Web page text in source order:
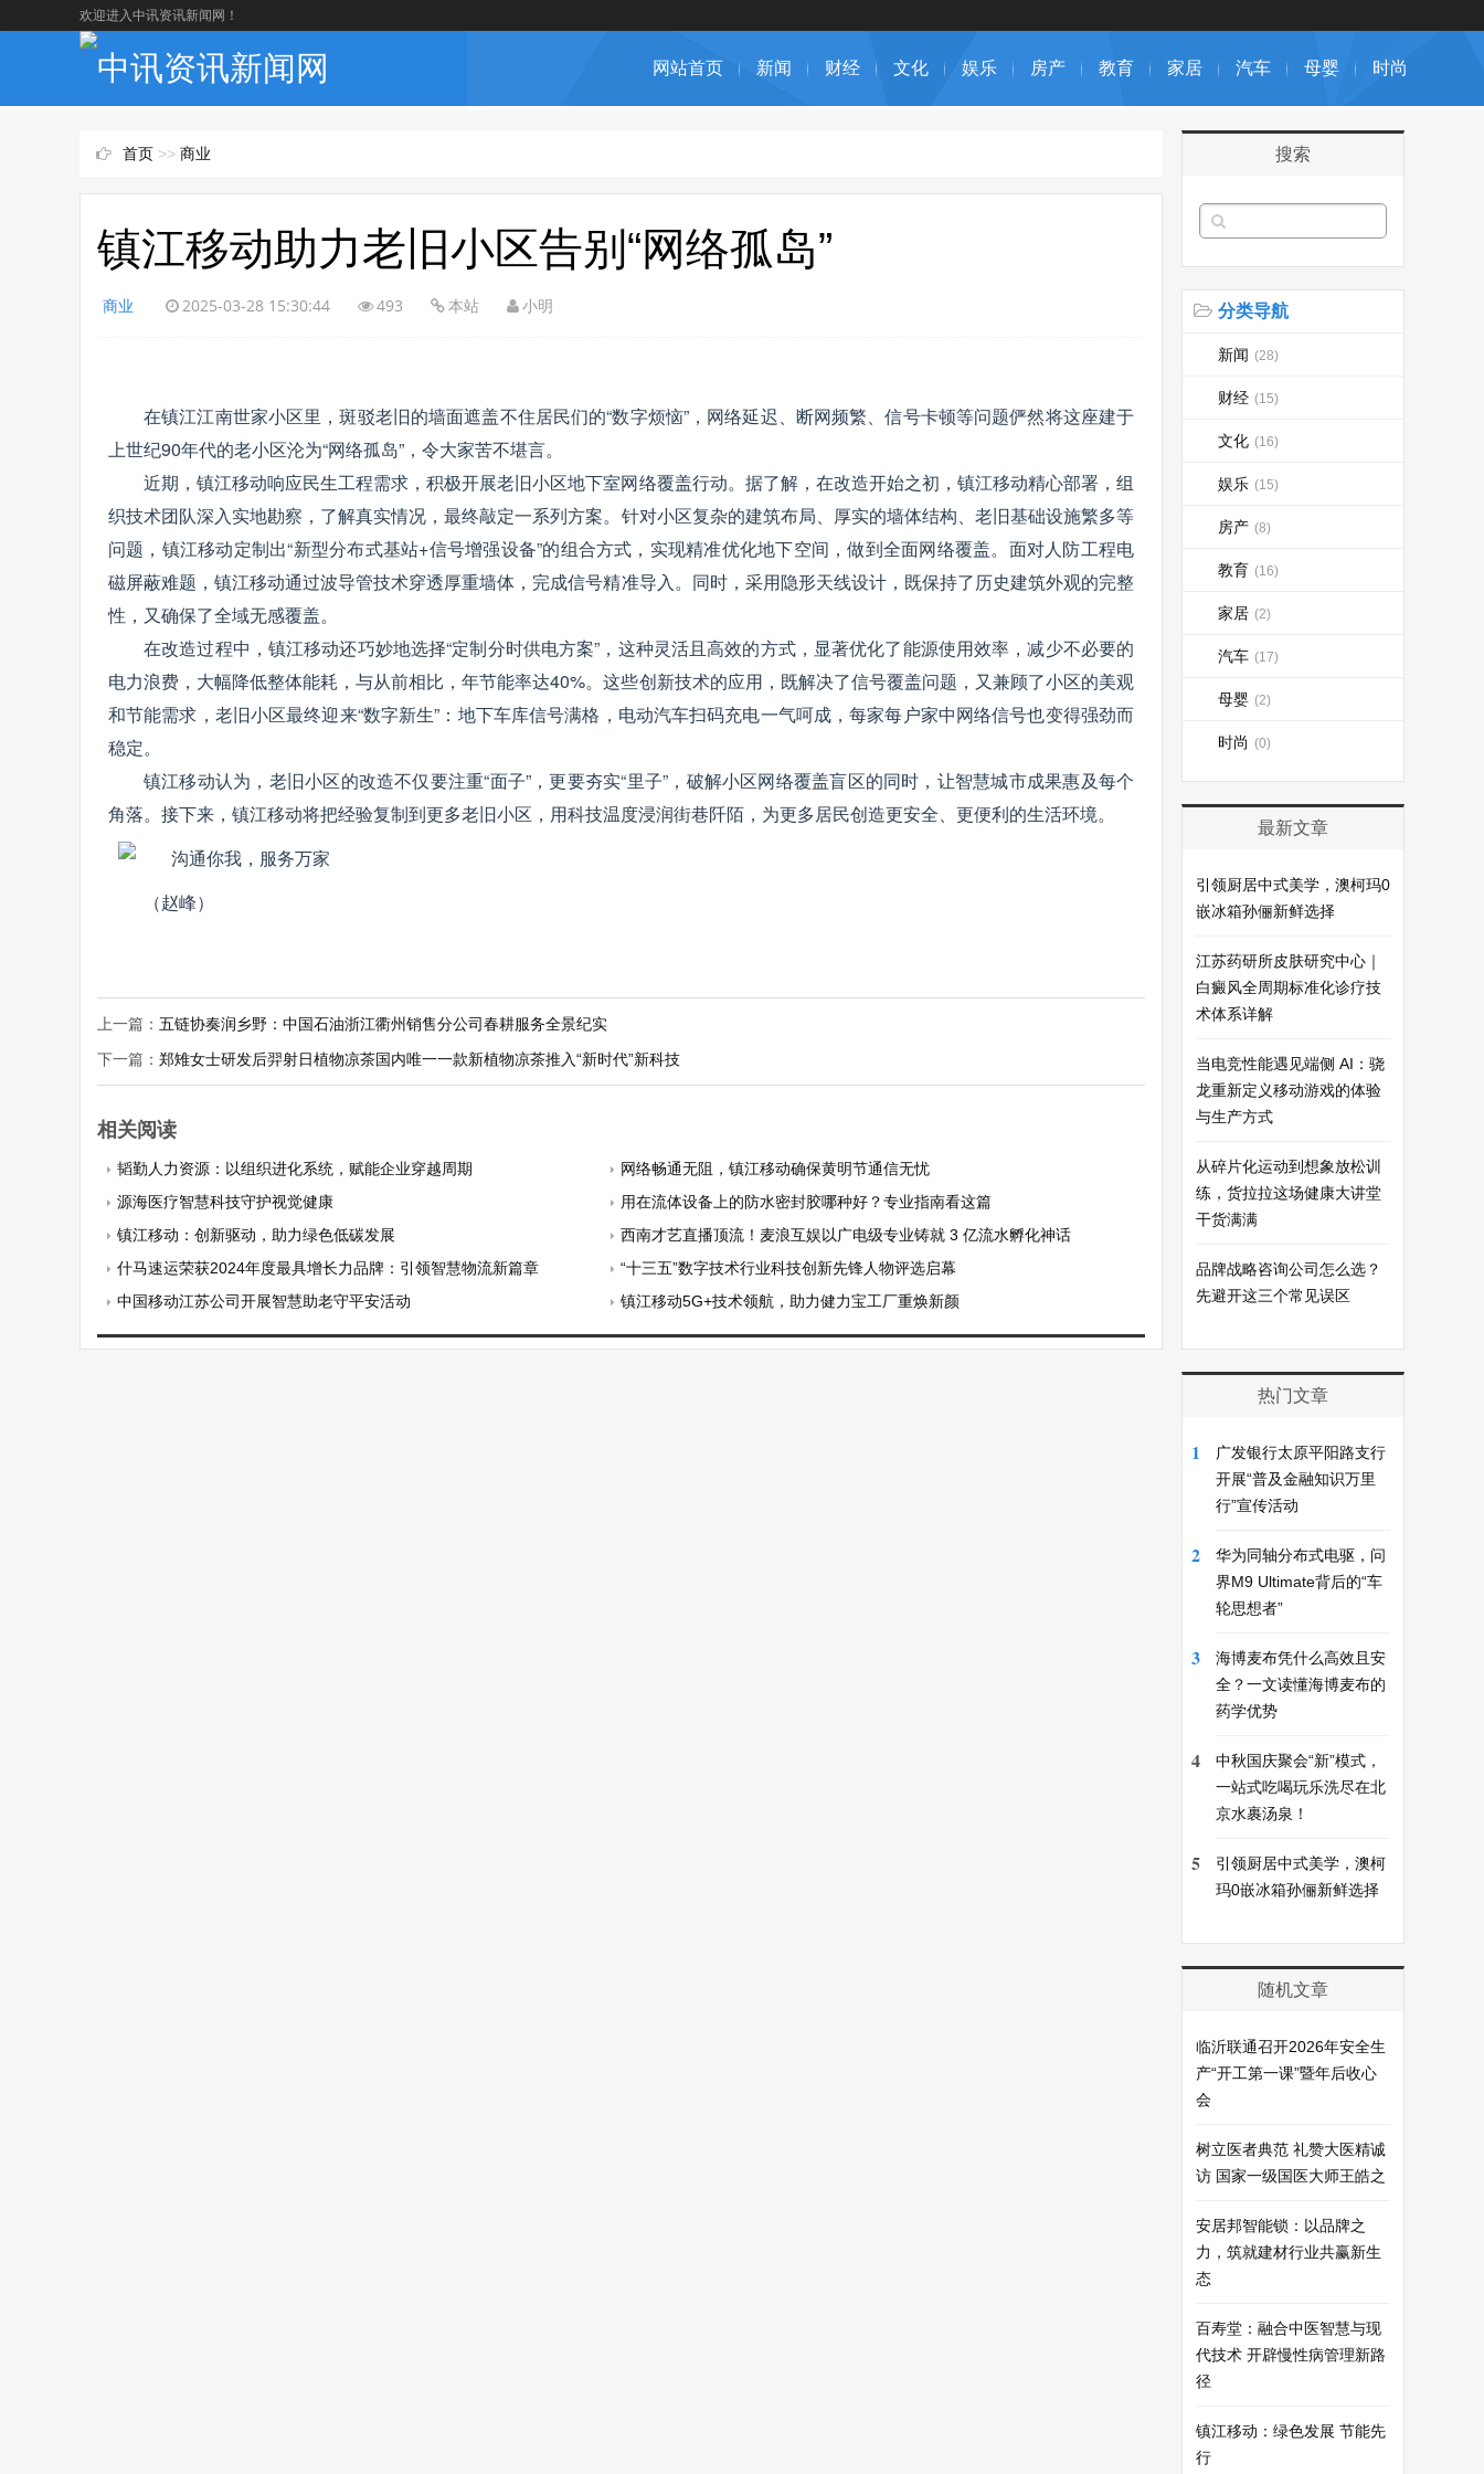
欢迎进入中讯资讯新闻网！
网站首页 新闻 财经 文化 娱乐 房产 教育 家居 汽车 母婴 时尚
首页 >> 商业
镇江移动助力老旧小区告别“网络孤岛”
商业 2025-03-28 15:30:44 493 本站 小明
在镇江江南世家小区里，斑驳老旧的墙面遮盖不住居民们的“数字烦恼”，网络延迟、断网频繁、信号卡顿等问题俨然将这座建于
上世纪90年代的老小区沦为“网络孤岛”，令大家苦不堪言。
近期，镇江移动响应民生工程需求，积极开展老旧小区地下室网络覆盖行动。据了解，在改造开始之初，镇江移动精心部署，组
织技术团队深入实地勘察，了解真实情况，最终敲定一系列方案。针对小区复杂的建筑布局、厚实的墙体结构、老旧基础设施繁多等
问题，镇江移动定制出“新型分布式基站+信号增强设备”的组合方式，实现精准优化地下空间，做到全面网络覆盖。面对人防工程电
磁屏蔽难题，镇江移动通过波导管技术穿透厚重墙体，完成信号精准导入。同时，采用隐形天线设计，既保持了历史建筑外观的完整
性，又确保了全域无感覆盖。
在改造过程中，镇江移动还巧妙地选择“定制分时供电方案”，这种灵活且高效的方式，显著优化了能源使用效率，减少不必要的
电力浪费，大幅降低整体能耗，与从前相比，年节能率达40%。这些创新技术的应用，既解决了信号覆盖问题，又兼顾了小区的美观
和节能需求，老旧小区最终迎来“数字新生”：地下车库信号满格，电动汽车扫码充电一气呵成，每家每户家中网络信号也变得强劲而
稳定。
镇江移动认为，老旧小区的改造不仅要注重“面子”，更要夯实“里子”，破解小区网络覆盖盲区的同时，让智慧城市成果惠及每个
角落。接下来，镇江移动将把经验复制到更多老旧小区，用科技温度浸润街巷阡陌，为更多居民创造更安全、更便利的生活环境。
（赵峰）
上一篇： 五链协奏润乡野：中国石油浙江衢州销售分公司春耕服务全景纪实
下一篇： 郑雉女士研发后羿射日植物凉茶国内唯一一款新植物凉茶推入“新时代”新科技
相关阅读
韬勤人力资源：以组织进化系统，赋能企业穿越周期
网络畅通无阻，镇江移动确保黄明节通信无忧
源海医疗智慧科技守护视觉健康
用在流体设备上的防水密封胶哪种好？专业指南看这篇
镇江移动：创新驱动，助力绿色低碳发展
西南才艺直播顶流！麦浪互娱以广电级专业铸就 3 亿流水孵化神话
什马速运荣获2024年度最具增长力品牌：引领智慧物流新篇章
“十三五”数字技术行业科技创新先锋人物评选启幕
中国移动江苏公司开展智慧助老守平安活动
镇江移动5G+技术领航，助力健力宝工厂重焕新颜
搜索
分类导航
新闻 (28)
财经 (15)
文化 (16)
娱乐 (15)
房产 (8)
教育 (16)
家居 (2)
汽车 (17)
母婴 (2)
时尚 (0)
最新文章
引领厨居中式美学，澳柯玛0
嵌冰箱孙俪新鲜选择
江苏药研所皮肤研究中心｜
白癜风全周期标准化诊疗技
术体系详解
当电竞性能遇见端侧 AI：骁
龙重新定义移动游戏的体验
与生产方式
从碎片化运动到想象放松训
练，货拉拉这场健康大讲堂
干货满满
品牌战略咨询公司怎么选？
先避开这三个常见误区
热门文章
1
广发银行太原平阳路支行
开展“普及金融知识万里
行”宣传活动
2
华为同轴分布式电驱，问
界M9 Ultimate背后的“车
轮思想者”
3
海博麦布凭什么高效且安
全？一文读懂海博麦布的
药学优势
4
中秋国庆聚会“新”模式，
一站式吃喝玩乐洗尽在北
京水裹汤泉！
5
引领厨居中式美学，澳柯
玛0嵌冰箱孙俪新鲜选择
随机文章
临沂联通召开2026年安全生
产“开工第一课”暨年后收心
会
树立医者典范 礼赞大医精诚
访 国家一级国医大师王皓之
安居邦智能锁：以品牌之
力，筑就建材行业共赢新生
态
百寿堂：融合中医智慧与现
代技术 开辟慢性病管理新路
径
镇江移动：绿色发展 节能先
行